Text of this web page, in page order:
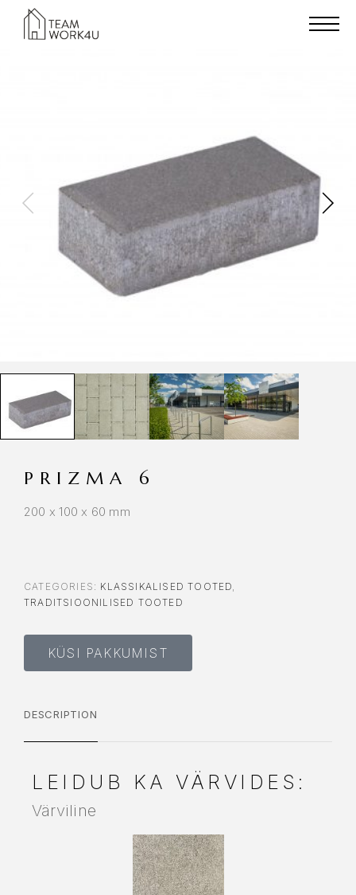
PRIZMA 6
200 x 100 x 60 mm
CATEGORIES: KLASSIKALISED TOOTED
TRADITSIOONILISED TOOTED
KÜSI PAKKUMIST
DESCRIPTION
LEIDUB KA VÄRVIDES:
Värviline